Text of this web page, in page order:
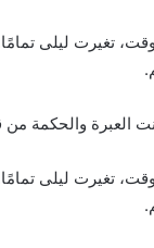
تغيرت ليلى
العبرة والحكمة من
تغيرت ليلى